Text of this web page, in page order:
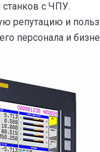
станков с ЧПУ.
репутацию и
персонала и